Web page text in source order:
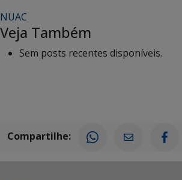
NUAC
Veja Também
Sem posts recentes disponíveis.
Compartilhe: